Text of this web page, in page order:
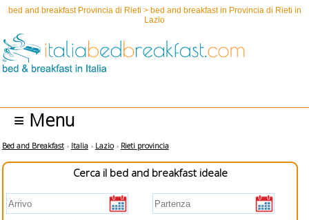
bed and breakfast Provincia di Rieti > bed and breakfast in Provincia di Rieti in
Lazio
≡ Menu
Bed and Breakfast Italia Lazio Rieti provincia
Cerca il bed and breakfast ideale